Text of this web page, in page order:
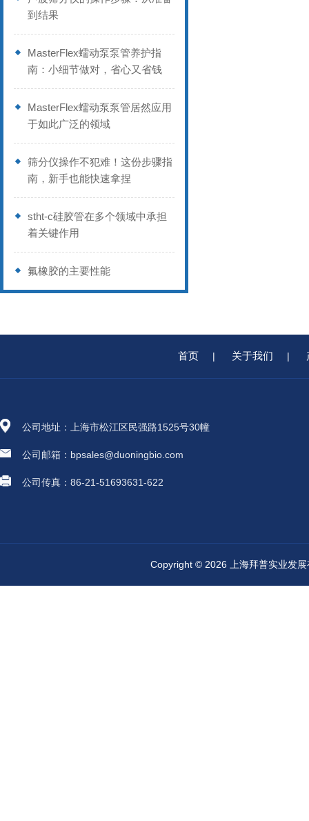
到结果
MasterFlex蠕动泵泵管养护指
南：小细节做对，省心又省钱
MasterFlex蠕动泵泵管居然应用
于如此广泛的领域
筛分仪操作不犯难！这份步骤指
南，新手也能快速拿捏
stht-c硅胶管在多个领域中承担
着关键作用
氟橡胶的主要性能
首页 | 关于我们 |
公司地址：上海市松江区民强路1525号30幢
公司邮箱：bpsales@duoningbio.com
公司传真：86-21-51693631-622
Copyright © 2026 上海拜普实业发